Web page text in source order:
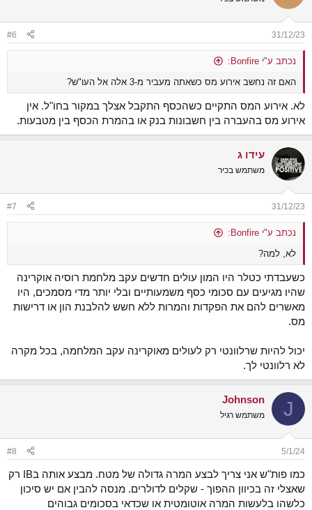
31/12/23
#6
נכתב ע"י Bonfire:
האם זה נחשב אירוע מס כשאתה מעביר מ-3 אלה אל העו"ש?
לא. אירוע המס התקיים כשהכסף התקבל אצלך במקור בחו"ל. אין
אירוע מס בהעברה בין חשבונות בנק או בהמרת הכסף בין מטבעות.
עידו ג
משתמש בכיר
31/12/23
#7
נכתב ע"י Bonfire:
לא, למה?
כשעבדתי כטלר היו המון עולים חדשים עקב מלחמת רוסיה אוקרינה
שהיו מגיעים עם סכומי כסף משמעותיים ובלי יותר מדי מסמכים, היו
מאשרים להם את הפקדות והמרות ללא חשש להלבנת הון או דרישות
מס.
יכול להיות שרלוונטי רק לעולים מאוקרינה עקב המלחמה, בכל מקרה
לא רלוונטי לך.
J
Johnson
משתמש רגיל
5/1/24
#8
כמו פות"ש אני צריך לבצע המרה גדולה של מטח. מבצע אותה בIB רק
שאצלי זה בכיוון ההפוך - שקלים לדולרים. מנסה להבין אם יש סיכון
כלשהו בלעשות המרה אוטומטית או שכדאי בסכומים גבוהים